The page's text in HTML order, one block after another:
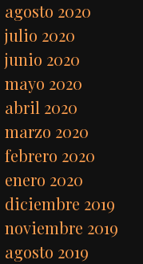
agosto 2020
julio 2020
junio 2020
mayo 2020
abril 2020
marzo 2020
febrero 2020
enero 2020
diciembre 2019
noviembre 2019
agosto 2019